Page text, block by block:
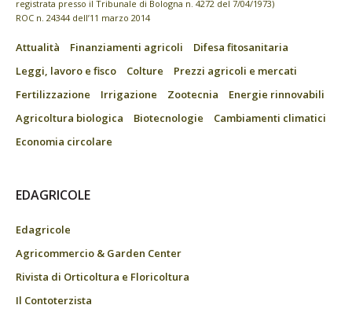
registrata presso il Tribunale di Bologna n. 4272 del 7/04/1973)
ROC n. 24344 dell’11 marzo 2014
Attualità Finanziamenti agricoli
Difesa fitosanitaria
Leggi, lavoro e fisco
Colture
Prezzi agricoli e mercati
Fertilizzazione
Irrigazione Zootecnia
Energie rinnovabili
Agricoltura biologica
Biotecnologie
Cambiamenti climatici
Economia circolare
EDAGRICOLE
Edagricole
Agricommercio & Garden Center
Rivista di Orticoltura e Floricoltura
Il Contoterzista